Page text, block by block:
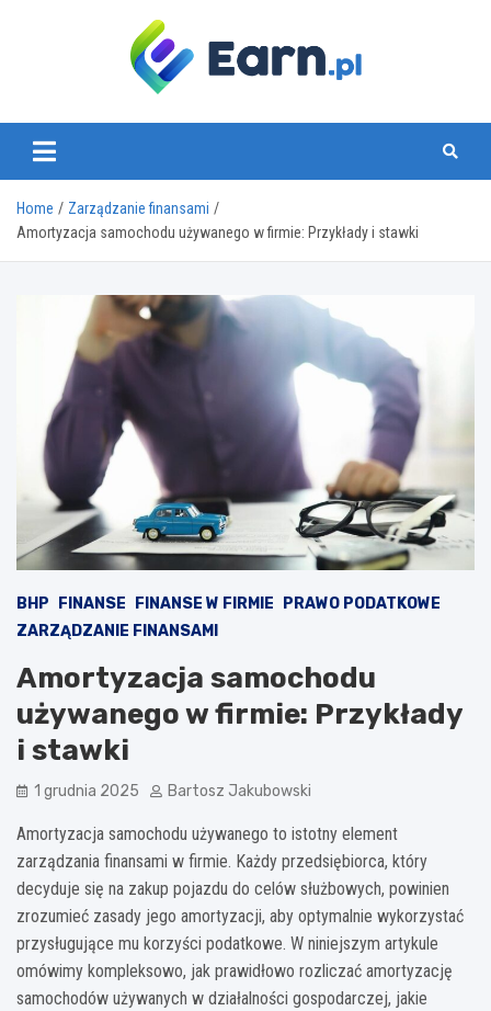
www.earn.pl
Home
Zarządzanie finansami
Amortyzacja samochodu używanego w firmie: Przykłady i stawki
BHP FINANSE FINANSE W FIRMIE
PRAWO PODATKOWE
ZARZĄDZANIE FINANSAMI
Amortyzacja samochodu
używanego w firmie: Przykłady
i stawki
1 grudnia 2025 Bartosz Jakubowski
Amortyzacja samochodu używanego to istotny element
zarządzania finansami w firmie. Każdy przedsiębiorca, który
decyduje się na zakup pojazdu do celów służbowych, powinien
zrozumieć zasady jego amortyzacji, aby optymalnie wykorzystać
przysługujące mu korzyści podatkowe. W niniejszym artykule
omówimy kompleksowo, jak prawidłowo rozliczać amortyzację
samochodów używanych w działalności gospodarczej, jakie